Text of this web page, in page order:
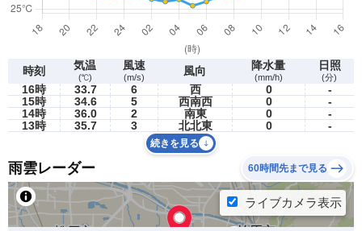
時刻 気温
(℃)
風速
(m/s) 風向 降水量
(mm/h)
日照
(分)
16時 33.7 6 西 0
-
15時
34.6 5 西南西 0
-
14時
36.0 2 南東 0
-
13時
35.7 3 北北東 0 -
続きを見る
雨雲レーダー 60時間先まで見る